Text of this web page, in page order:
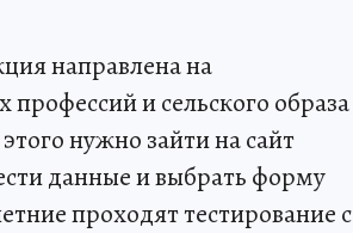
направлена на
и сельского образа
нужно зайти на сайт
данные и выбрать форму
проходят тестирование с